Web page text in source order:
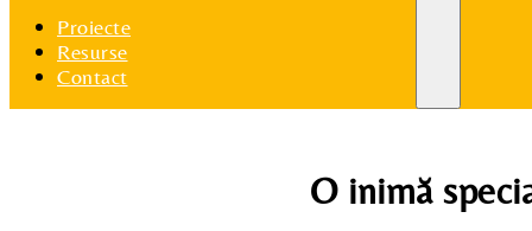
Proiecte
Resurse
Contact
O inimă